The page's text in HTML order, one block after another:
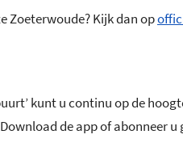
Zoeterwoude? Kijk dan op
kunt u continu op de
de app of abonneer